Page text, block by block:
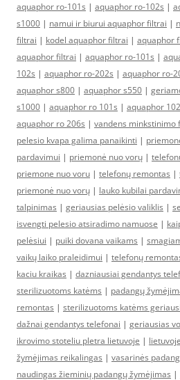
aquaphor ro-101s | aquaphor ro-102s |
s1000 | namui ir biurui aquaphor filtrai |
filtrai | kodel aquaphor filtrai | aquaphor
aquaphor filtrai | aquaphor ro-101s |
102s | aquaphor ro-202s | aquaphor ro-
aquaphor s800 | aquaphor s550 |
s1000 | aquaphor ro 101s | aquaphor
aquaphor ro 206s | vandens minkstinimo
pelesio kvapa galima panaikinti |
pardavimui | priemonė nuo vorų |
priemone nuo voru | telefonų remontas |
priemonė nuo vorų | lauko kubilai
talpinimas | geriausias pelėsio valiklis |
isvengti pelesio atsiradimo namuose |
pelėsiui | puiki dovana vaikams |
vaikų laiko praleidimui | telefonų
kaciu kraikas | dazniausiai gendantys
sterilizuotoms katėms | padangų
remontas | sterilizuotoms katėms
dažnai gendantys telefonai | geriausias
ikrovimo stoteliu pletra lietuvoje |
žymėjimas reikalingas | vasarinės
naudingas žieminių padangų žymėjimas |